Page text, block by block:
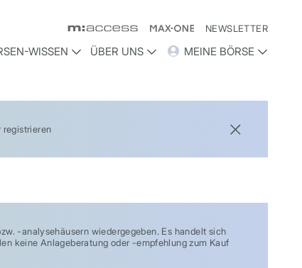
NEWSLETTER
WISSEN ÜBER UNS MEINE BÖRSE
registrieren
-analysehäusern wiedergegeben. Es handelt sich
keine Anlageberatung oder -empfehlung zum Kauf